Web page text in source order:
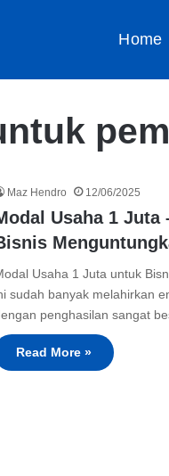
Home
Maz Hendro 12/06/2025
Usaha 1 Juta
Usaha 1 Juta untuk
sudah banyak melahirkan
penghasilan sangat
Read More »